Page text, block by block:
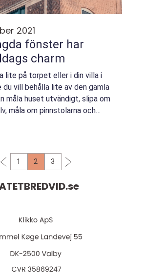
2021
fönster har
charm
lite på torpet eller i din villa i
du vill behålla lite av den gamla
måla huset utvändigt, slipa om
måla om pinnstolarna och
1 2 3
se